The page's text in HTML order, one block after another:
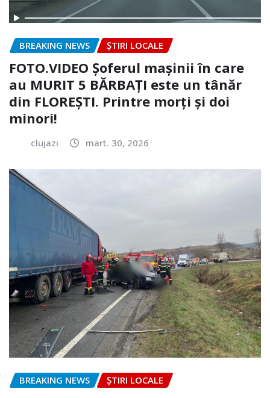
BREAKING NEWS ȘTIRI LOCALE
FOTO.VIDEO Șoferul mașinii în care
au MURIT 5 BĂRBAȚI este un tânăr
din FLOREȘTI. Printre morți și doi
minori!
clujazi mart. 30, 2026
BREAKING NEWS ȘTIRI LOCALE